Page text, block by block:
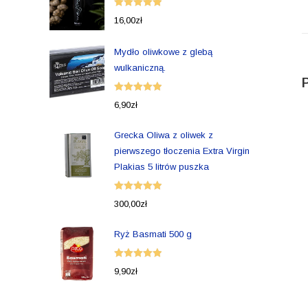
Oceniono
16,00zł
Mydło oliwkowe z glebą
wulkaniczną.
Oceniono
6,90zł
Grecka Oliwa z oliwek z
pierwszego tłoczenia Extra Virgin
Plakias 5 litrów puszka
Oceniono
300,00zł
Ryż Basmati 500 g
Oceniono
9,90zł